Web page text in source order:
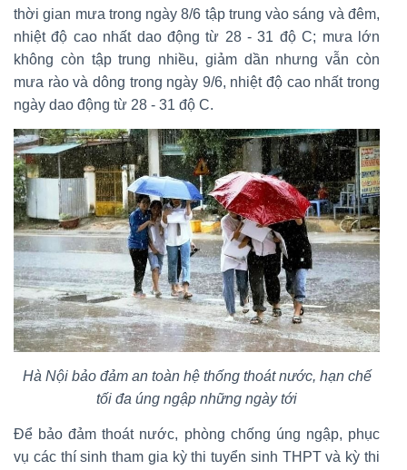
thời gian mưa trong ngày 8/6 tập trung vào sáng và đêm,
nhiệt độ cao nhất dao động từ 28 - 31 độ C; mưa lớn
không còn tập trung nhiều, giảm dần nhưng vẫn còn
mưa rào và dông trong ngày 9/6, nhiệt độ cao nhất trong
ngày dao động từ 28 - 31 độ C.
Hà Nội bảo đảm an toàn hệ thống thoát nước, hạn chế
tối đa úng ngập những ngày tới
Để bảo đảm thoát nước, phòng chống úng ngập, phục
vụ các thí sinh tham gia kỳ thi tuyển sinh THPT và kỳ thi